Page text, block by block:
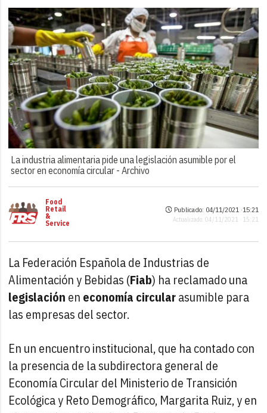
La industria alimentaria pide una legislación asumible por el
sector en economía circular -Archivo
Food
Retail
&
Service
Publicado: 04/11/2021 ·15:21
Actualizado: 04/11/2021 · 15:21
La Federación Española de Industrias de
Alimentación y Bebidas (Fiab) ha reclamado una
legislación en economía circularasumible para
las empresas del sector.
En un encuentro institucional, que ha contado con
la presencia de la subdirectora general de
Economía Circular del Ministerio de Transición
Ecológica y Reto Demográfico, Margarita Ruiz, y en